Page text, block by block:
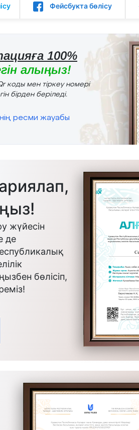
Фейсбукта бөлісу
100%
алыңыз!
коды мен тіркеу номері
бірден беріледі.
ресми жауабы
жүйесін
де
бөлісіп,